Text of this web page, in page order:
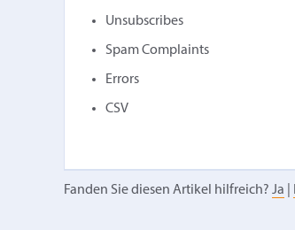
Unsubscribes
Spam Complaints
Errors
CSV
Fanden Sie diesen Artikel hilfreich? Ja